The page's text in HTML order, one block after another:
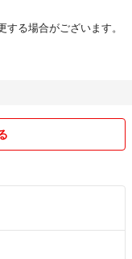
る場合がございます。